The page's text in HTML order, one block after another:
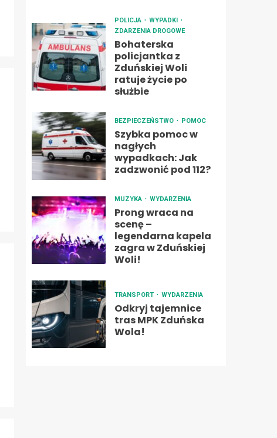
POLICJA
WYPADKI
ZDARZENIA DROGOWE
Bohaterska
policjantka z
Zduńskiej Woli
ratuje życie po
służbie
BEZPIECZEŃSTWO POMOC
Szybka pomoc w
nagłych
wypadkach: Jak
zadzwonić pod 112?
MUZYKA WYDARZENIA
Prong wraca na
scenę –
legendarna kapela
zagra w Zduńskiej
Woli!
TRANSPORT WYDARZENIA
Odkryj tajemnice
tras MPK Zduńska
Wola!